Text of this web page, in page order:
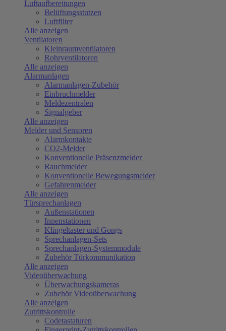
Luftaufbereitungen
Belüftungsstutzen
Luftfilter
Alle anzeigen
Ventilatoren
Kleinraumventilatoren
Rohrventilatoren
Alle anzeigen
Alarmanlagen
Alarmanlagen-Zubehör
Einbruchmelder
Meldezentralen
Signalgeber
Alle anzeigen
Melder und Sensoren
Alarmkontakte
CO2-Melder
Konventionelle Präsenzmelder
Rauchmelder
Konventionelle Bewegungsmelder
Gefahrenmelder
Alle anzeigen
Türsprechanlagen
Außenstationen
Innenstationen
Klingeltaster und Gongs
Sprechanlagen-Sets
Sprechanlagen-Systemmodule
Zubehör Türkommunikation
Alle anzeigen
Videoüberwachung
Überwachungskameras
Zubehör Videoüberwachung
Alle anzeigen
Zutrittskontrolle
Codetastaturen